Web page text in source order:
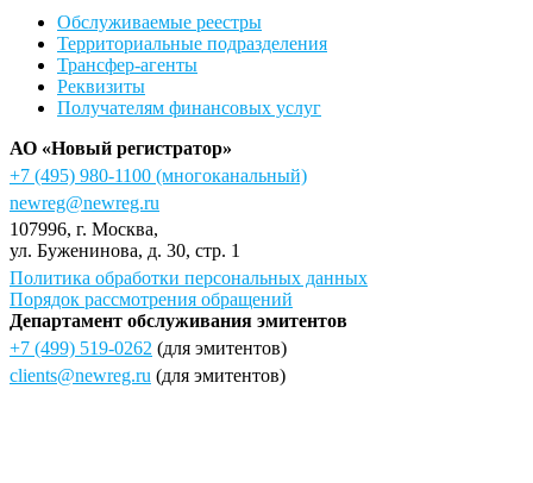
Обслуживаемые реестры
Территориальные подразделения
Трансфер-агенты
Реквизиты
Получателям финансовых услуг
АО «Новый регистратор»
+7 (495) 980-1100 (многоканальный)
newreg@newreg.ru
107996, г. Москва,
ул. Буженинова, д. 30, стр. 1
Политика обработки персональных данных
Порядок рассмотрения обращений
Департамент обслуживания эмитентов
+7 (499) 519-0262 (для эмитентов)
clients@newreg.ru (для эмитентов)